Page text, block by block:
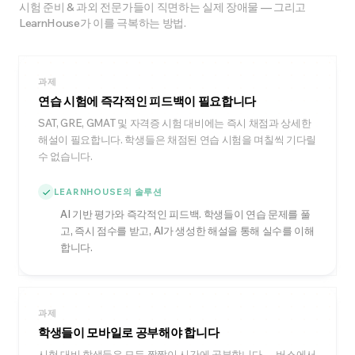
시험 준비 & 과외 전문가들이 직면하는 실제 장애물 — 그리고
LearnHouse가 이를 극복하는 방법.
과제
연습 시험에 즉각적인 피드백이 필요합니다
SAT, GRE, GMAT 및 자격증 시험 대비에는 즉시 채점과 상세한
해설이 필요합니다. 학생들은 채점된 연습 시험을 며칠씩 기다릴
수 없습니다.
LEARNHOUSE의 솔루션
AI 기반 평가와 즉각적인 피드백. 학생들이 연습 문제를 풀
고, 즉시 점수를 받고, AI가 생성한 해설을 통해 실수를 이해
합니다.
과제
학생들이 모바일로 공부해야 합니다